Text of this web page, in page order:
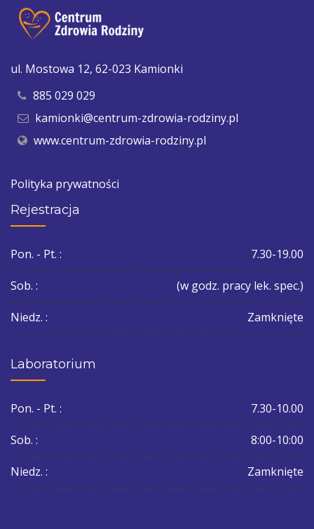
ul. Mostowa 12, 62-023 Kamionki
885 029 029
kamionki@centrum-zdrowia-rodziny.pl
www.centrum-zdrowia-rodziny.pl
Polityka prywatności
Rejestracja
Pon. - Pt. : 7.30-19.00
Sob. : (w godz. pracy lek. spec.)
Niedz. : Zamknięte
Laboratorium
Pon. - Pt. : 7.30-10.00
Sob. : 8:00-10:00
Niedz. : Zamknięte